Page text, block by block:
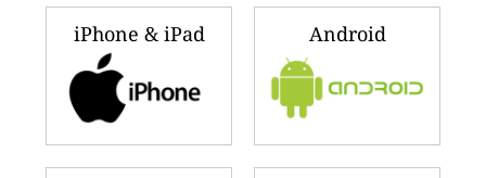
iPhone & iPad Android